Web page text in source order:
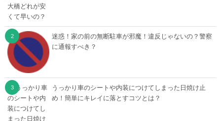
迷惑！家の前の無断駐車が邪魔！違反じゃないの？警察
に通報すべき？
うっかり車のシートや内装につけてしまった日焼け止
め！簡単にキレイに落とすコツとは？